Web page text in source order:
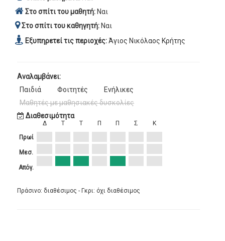
Στο σπίτι του μαθητή: Ναι
Στο σπίτι του καθηγητή: Ναι
Εξυπηρετεί τις περιοχές:Άγιος Νικόλαος Κρήτης
Αναλαμβάνει:
Παιδιά
Φοιτητές
Ενήλικες
Μαθητές με μαθησιακές δυσκολίες
Διαθεσιμότητα
Πρωί
Μεσ.
Απόγ.
Δ Τ Τ Π Π Σ Κ
Πράσινο: διαθέσιμος - Γκρι: όχι διαθέσιμος